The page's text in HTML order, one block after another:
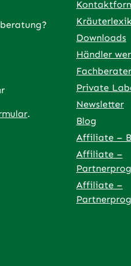
einreiben.
mind. 3-8 Tage.Nicht
!Enthält 1,8-Cineole,
Dipentene, Pin-2(3)-ene
Kann allergische
Emulgator,
Eukalyptusöl,
Jojobaöl, Rosmarinöl,
Arnikablüten-Extrakt,
.
öffnet in neuem Tab
– öffnet in neuem Tab
auf LinkedIn – öffnet in
inspirieren – öffnet
mit uns auf Xing – öffnet
unsere Videos auf
Downloads
Händler
Private
Newsletter
Blog
Affiliate –
Affiliate –
Affiliate –